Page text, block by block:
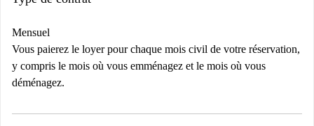
Mensuel
Vous paierez le loyer pour chaque mois civil de votre réservation,
y compris le mois où vous emménagez et le mois où vous
déménagez.